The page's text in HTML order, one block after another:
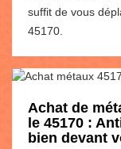
suffit de vous
45170.
Achat de
le 45170 :
bien devant